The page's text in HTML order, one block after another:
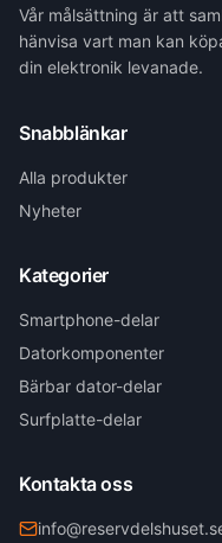
Vår målsättning är att
hänvisa vart man kan
din elektronik levanade.
Snabblänkar
Alla produkter
Nyheter
Kategorier
Smartphone-delar
Datorkomponenter
Bärbar dator-delar
Surfplatte-delar
Kontakta oss